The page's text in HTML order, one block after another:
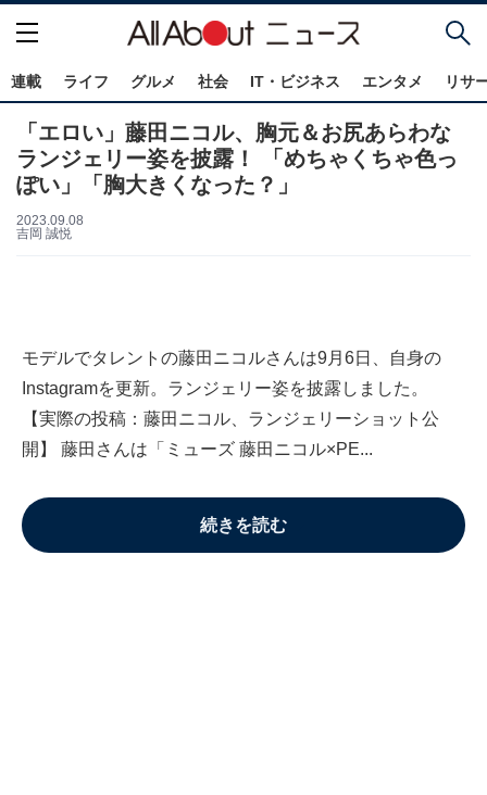
連載 ライフ グルメ 社会 IT・ビジネス エンタメ リサ
「エロい」藤田ニコル、胸元＆お尻あらわな
ランジェリー姿を披露！ 「めちゃくちゃ色っ
ぽい」「胸大きくなった？」
2023.09.08
吉岡 誠悦
モデルでタレントの藤田ニコルさんは9月6日、自身の
Instagramを更新。ランジェリー姿を披露しました。
【実際の投稿：藤田ニコル、ランジェリーショット公
開】 藤田さんは「ミューズ 藤田ニコル×PE...
続きを読む